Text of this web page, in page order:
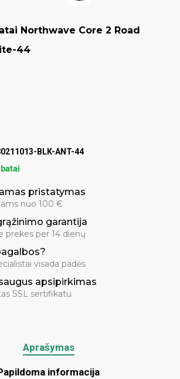
Northwave Core 2 Road
44
BLK-ANT-44
pristatymas
nuo 100 €
garantija
prekes per 14 dienų
visada padės
apsipirkimas
SSL sertifikatu
Aprašymas
informacija